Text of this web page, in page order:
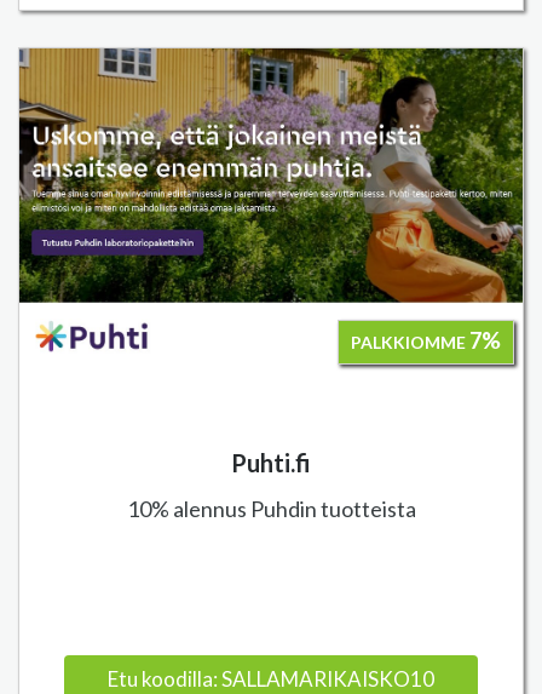
PALKKIOMME 7%
Puhti.fi
10% alennus Puhdin tuotteista
Etu koodilla: SALLAMARIKAISKO10